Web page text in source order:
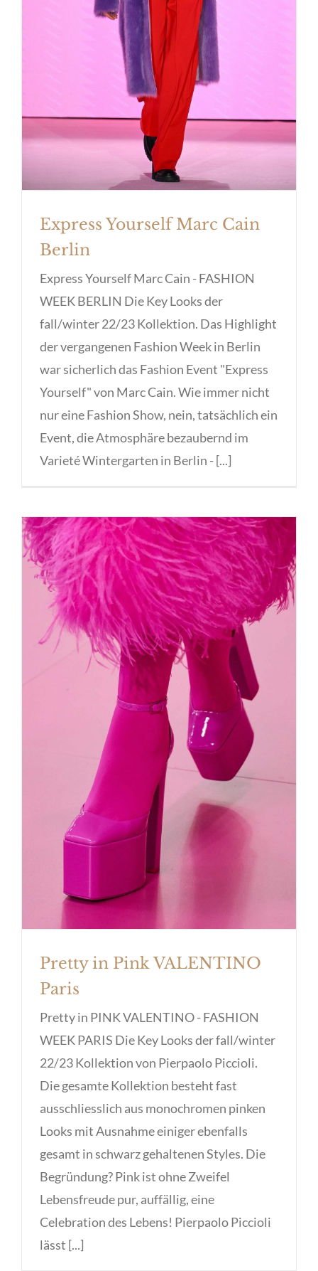
Express Yourself Marc Cain
Berlin
Express Yourself Marc Cain - FASHION
WEEK BERLIN Die Key Looks der
fall/winter 22/23 Kollektion. Das Highlight
der vergangenen Fashion Week in Berlin
war sicherlich das Fashion Event "Express
Yourself" von Marc Cain. Wie immer nicht
nur eine Fashion Show, nein, tatsächlich ein
Event, die Atmosphäre bezaubernd im
Varieté Wintergarten in Berlin - [...]
Pretty in Pink VALENTINO Paris
Pretty in Pink VALENTINO
Paris
Pretty in PINK VALENTINO - FASHION
WEEK PARIS Die Key Looks der fall/winter
22/23 Kollektion von Pierpaolo Piccioli.
Die gesamte Kollektion besteht fast
ausschliesslich aus monochromen pinken
Looks mit Ausnahme einiger ebenfalls
gesamt in schwarz gehaltenen Styles. Die
Begründung? Pink ist ohne Zweifel
Lebensfreude pur, auffällig, eine
Celebration des Lebens! Pierpaolo Piccioli
lässt [...]